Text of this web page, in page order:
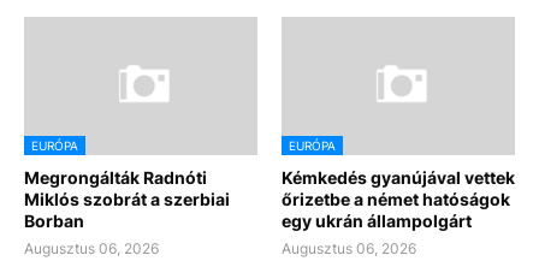
EURÓPA
Megrongálták Radnóti
Miklós szobrát a szerbiai
Borban
Augusztus 06, 2026
EURÓPA
Kémkedés gyanújával vettek
őrizetbe a német hatóságok
egy ukrán állampolgárt
Augusztus 06, 2026